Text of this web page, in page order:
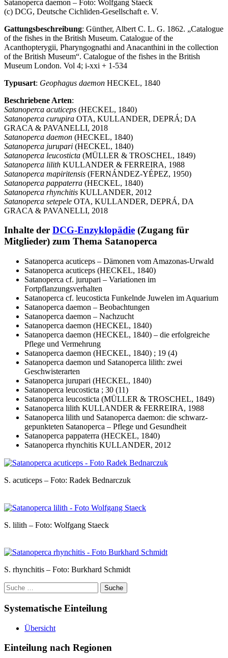
Satanoperca daemon – Foto: Wolfgang Staeck
(c) DCG, Deutsche Cichliden-Gesellschaft e. V.
Gattungsbeschreibung: Günther, Albert C. L. G. 1862. „Catalogue
of the fishes in the British Museum. Catalogue of the
Acanthopterygii, Pharyngognathi and Anacanthini in the collection
of the British Museum“. Catalogue of the fishes in the British
Museum London. Vol 4; i-xxi + 1-534
Typusart: Geophagus daemon HECKEL, 1840
Beschriebene Arten:
Satanoperca acuticeps (HECKEL, 1840)
Satanoperca curupira OTA, KULLANDER, DEPRÁ; DA
GRACA & PAVANELLI, 2018
Satanoperca daemon (HECKEL, 1840)
Satanoperca jurupari (HECKEL, 1840)
Satanoperca leucosticta (MÜLLER & TROSCHEL, 1849)
Satanoperca lilith KULLANDER & FERREIRA, 1988
Satanoperca mapiritensis (FERNÁNDEZ-YÉPEZ, 1950)
Satanoperca pappaterra (HECKEL, 1840)
Satanoperca rhynchitis KULLANDER, 2012
Satanoperca setepele OTA, KULLANDER, DEPRÁ, DA
GRACA & PAVANELLI, 2018
Inhalte der DCG-Enzyklopädie (Zugang für
Mitglieder) zum Thema Satanoperca
Satanoperca acuticeps – Dämonen vom Amazonas-Urwald
Satanoperca acuticeps (HECKEL, 1840)
Satanoperca cf. jurupari – Variationen im
Fortpflanzungsverhalten
Satanoperca cf. leucosticta Funkelnde Juwelen im Aquarium
Satanoperca daemon – Beobachtungen
Satanoperca daemon – Nachzucht
Satanoperca daemon (HECKEL, 1840)
Satanoperca daemon (HECKEL, 1840) – die erfolgreiche
Pflege und Vermehrung
Satanoperca daemon (HECKEL, 1840) ; 19 (4)
Satanoperca daemon und Satanoperca lilith: zwei
Geschwisterarten
Satanoperca jurupari (HECKEL, 1840)
Satanoperca leucosticta ; 30 (11)
Satanoperca leucosticta (MÜLLER & TROSCHEL, 1849)
Satanoperca lilith KULLANDER & FERREIRA, 1988
Satanoperca lilith und Satanoperca daemon: die schwarz-
gepunkteten Satanoperca – Pflege und Gesundheit
Satanoperca pappaterra (HECKEL, 1840)
Satanoperca rhynchitis KULLANDER, 2012
S. acuticeps – Foto: Radek Bednarczuk
S. lilith – Foto: Wolfgang Staeck
S. rhynchitis – Foto: Burkhard Schmidt
Suche
nach:
Systematische Einteilung
Übersicht
Einteilung nach Regionen